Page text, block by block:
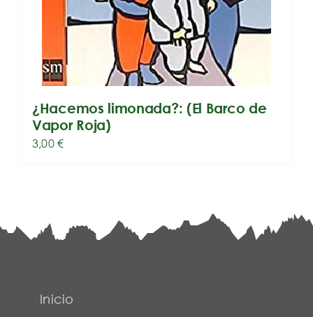
¿Hacemos limonada?: (El Barco de
Vapor Roja)
3,00€
Inicio